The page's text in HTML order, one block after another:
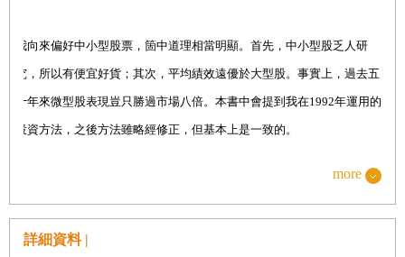
現金流量強的好處／張設現金流量的濾網／從資本支出洞悉企
業營運
我向來偏好中小型股票，箇中道理相當明顯。首先，中小型股乏人研
究，所以有便宜好貨；其次，平均績效遠優於大型股。事實上，過去五
十年來微型股表現豈只勝過市場八倍。本書中會提到我在1992年運用的
投資方法，之後方法雖略經修正，但基本上是一致的。
錯的時間入手錯的類股，註定是要賠錢的；對的時間揀對了類股，不賺
一筆都很難。有個保障可以選對邊的辦法，就是確認看上的股票和類
more
詳細資料 |